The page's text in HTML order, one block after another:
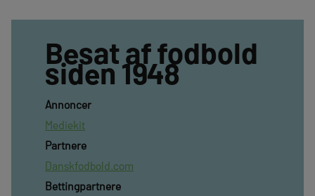
Besat af fodbold
siden 1948
Annoncer
Mediekit
Partnere
Danskfodbold.com
Bettingpartnere